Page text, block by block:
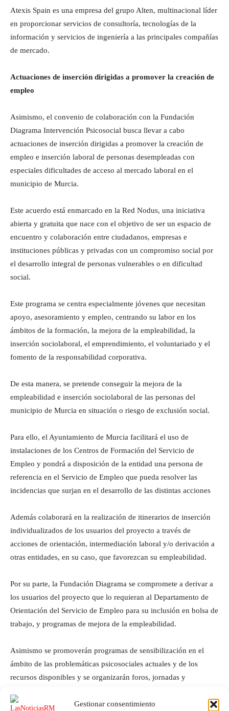
Gestionar consentimiento
Atexis Spain es una empresa del grupo Alten, multinacional líder
en proporcionar servicios de consultoría, tecnologías de la
información y servicios de ingeniería a las principales compañías
de mercado.
Actuaciones de inserción dirigidas a promover la creación de
empleo
Asimismo, el convenio de colaboración con la Fundación
Diagrama Intervención Psicosocial busca llevar a cabo
actuaciones de inserción dirigidas a promover la creación de
empleo e inserción laboral de personas desempleadas con
especiales dificultades de acceso al mercado laboral en el
municipio de Murcia.
Este acuerdo está enmarcado en la Red Nodus, una iniciativa
abierta y gratuita que nace con el objetivo de ser un espacio de
encuentro y colaboración entre ciudadanos, empresas e
instituciones públicas y privadas con un compromiso social por
el desarrollo integral de personas vulnerables o en dificultad
social.
Este programa se centra especialmente jóvenes que necesitan
apoyo, asesoramiento y empleo, centrando su labor en los
ámbitos de la formación, la mejora de la empleabilidad, la
inserción sociolaboral, el emprendimiento, el voluntariado y el
fomento de la responsabilidad corporativa.
De esta manera, se pretende conseguir la mejora de la
empleabilidad e inserción sociolaboral de las personas del
municipio de Murcia en situación o riesgo de exclusión social.
Para ello, el Ayuntamiento de Murcia facilitará el uso de
instalaciones de los Centros de Formación del Servicio de
Empleo y pondrá a disposición de la entidad una persona de
referencia en el Servicio de Empleo que pueda resolver las
incidencias que surjan en el desarrollo de las distintas acciones
Además colaborará en la realización de itinerarios de inserción
individualizados de los usuarios del proyecto a través de
acciones de orientación, intermediación laboral y/o derivación a
otras entidades, en su caso, que favorezcan su empleabilidad.
Por su parte, la Fundación Diagrama se compromete a derivar a
los usuarios del proyecto que lo requieran al Departamento de
Orientación del Servicio de Empleo para su inclusión en bolsa de
trabajo, y programas de mejora de la empleabilidad.
Asimismo se promoverán programas de sensibilización en el
ámbito de las problemáticas psicosociales actuales y de los
recursos disponibles y se organizarán foros, jornadas y